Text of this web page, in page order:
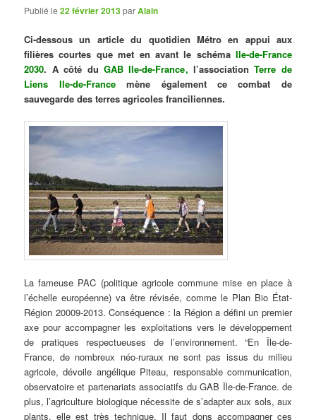
Publié le22 février 2013parAlain
Ci-dessous un article du quotidien Métro en appui aux
filières courtes que met en avant le schéma Ile-de-France
2030. A côté du GAB Ile-de-France, l’associationTerre de
Liens Ile-de-Francemène également ce combat de
sauvegarde des terres agricoles franciliennes.
La fameuse PAC (politique agricole commune mise en place à
l’échelle européenne) va être révisée, comme le Plan Bio État-
Région 20009-2013. Conséquence : la Région a défini un premier
axe pour accompagner les exploitations vers le développement
de pratiques respectueuses de l’environnement. “En Île-de-
France, de nombreux néo-ruraux ne sont pas issus du milieu
agricole, dévoile angélique Piteau, responsable communication,
observatoire et partenariats associatifs du GAB Île-de-France. de
plus, l’agriculture biologique nécessite de s’adapter aux sols, aux
plants. elle est très technique. Il faut dons accompagner ces